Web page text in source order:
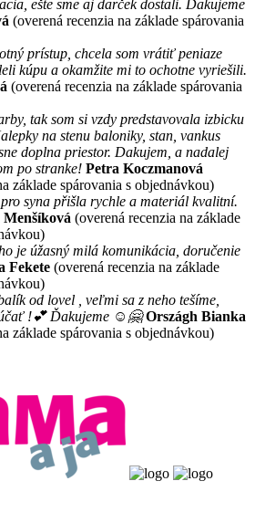
ešte sme aj darček dostali. Ďakujeme
(overená recenzia na základe spárovania
prístup, chcela som vrátiť peniaze
kúpu a okamžite mi to ochotne vyriešili.
(overená recenzia na základe spárovania
tak som si vzdy predstavovala izbicku
na stenu baloniky, stan, vankus
doplna priestor. Dakujem, a nadalej
po stranke! Petra Koczmanová
základe spárovania s objednávkou)
syna přišla rychle a materiál kvalitní.
(overená recenzia na základe
je úžasný milá komunikácia, doručenie
Fekete (overená recenzia na základe
od lovel , veľmi sa z neho tešíme,
!💕 Ďakujeme ☺️🤗 Országh Bianka
základe spárovania s objednávkou)